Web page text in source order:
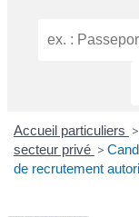
Accueil particuliers >
secteur privé >
de recrutement